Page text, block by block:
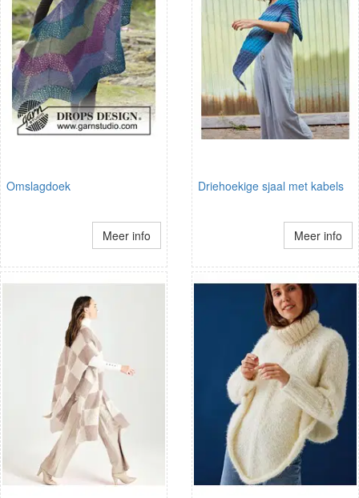
Omslagdoek
Meer info
Driehoekige sjaal met kabels
Meer info